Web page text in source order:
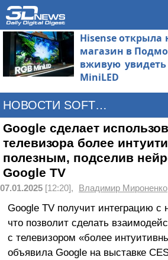
Hisense
магазин в
вживую увидеть
MiniLED
НОВОСТИ SOFTWARE
Google сделает
телевизора более
полезным, подселив
Google TV
07.01.2025 [12:20], Владимир Мироненко
Google TV получит интеграцию с
что позволит сделать
с телевизором «более
объявила Google на выставке